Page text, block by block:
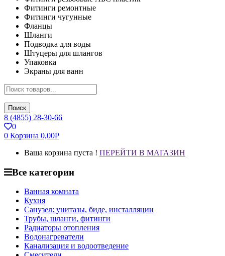
Фитинги ремонтные
Фитинги чугунные
Фланцы
Шланги
Подводка для воды
Штуцеры для шлангов
Упаковка
Экраны для ванн
Поиск
8 (4855) 28-30-66
0
0 Корзина 0,00Р
Ваша корзина пуста ! ПЕРЕЙТИ В МАГАЗИН
Все категории
Ванная комната
Кухня
Санузел: унитазы, биде, инсталляции
Трубы, шланги, фитинги
Радиаторы отопления
Водонагреватели
Канализация и водоотведение